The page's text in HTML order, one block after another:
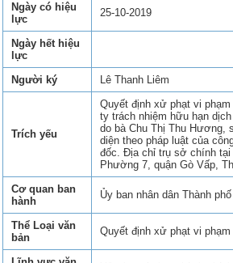
Ngày có hiệu
lực
25-10-2019
Ngày hết hiệu
lực
Người ký
Lê Thanh Liêm
Trích yếu
Quyết định xử phạt vi
ty trách nhiệm hữu hạn
do bà Chu Thị Thu Hương,
diện theo pháp luật của
đốc. Địa chỉ trụ sở chính
Phường 7, quận Gò Vấp,
Cơ quan ban
hành
Ủy ban nhân dân Thành
Thể Loại văn
bản
Quyết định xử phạt vi